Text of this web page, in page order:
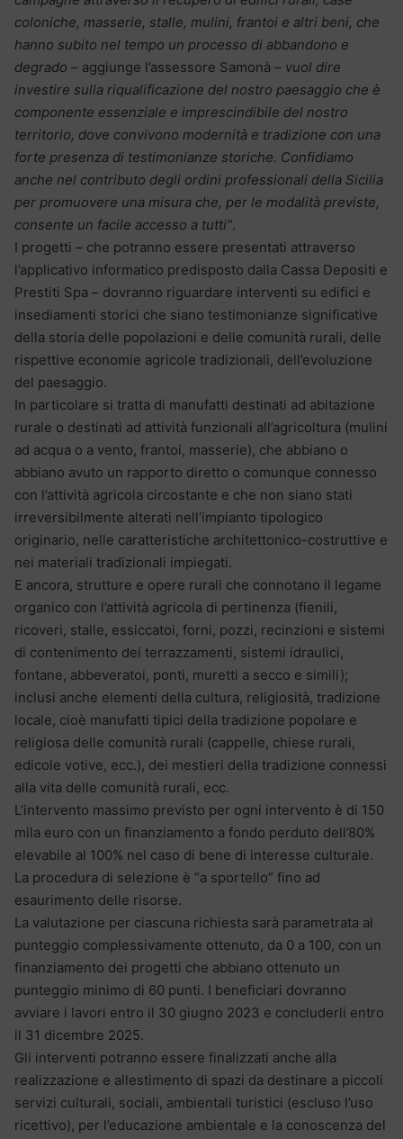
coloniche, masserie, stalle, mulini, frantoi e altri beni, che
hanno subito nel tempo un processo di abbandono e
degrado – aggiunge l’assessore Samonà – vuol dire
investire sulla riqualificazione del nostro paesaggio che è
componente essenziale e imprescindibile del nostro
territorio, dove convivono modernità e tradizione con una
forte presenza di testimonianze storiche. Confidiamo
anche nel contributo degli ordini professionali della Sicilia
per promuovere una misura che, per le modalità previste,
consente un facile accesso a tutti”.
I progetti – che potranno essere presentati attraverso
l’applicativo informatico predisposto dalla Cassa Depositi e
Prestiti Spa – dovranno riguardare interventi su edifici e
insediamenti storici che siano testimonianze significative
della storia delle popolazioni e delle comunità rurali, delle
rispettive economie agricole tradizionali, dell’evoluzione
del paesaggio.
In particolare si tratta di manufatti destinati ad abitazione
rurale o destinati ad attività funzionali all’agricoltura (mulini
ad acqua o a vento, frantoi, masserie), che abbiano o
abbiano avuto un rapporto diretto o comunque connesso
con l’attività agricola circostante e che non siano stati
irreversibilmente alterati nell’impianto tipologico
originario, nelle caratteristiche architettonico-costruttive e
nei materiali tradizionali impiegati.
E ancora, strutture e opere rurali che connotano il legame
organico con l’attività agricola di pertinenza (fienili,
ricoveri, stalle, essiccatoi, forni, pozzi, recinzioni e sistemi
di contenimento dei terrazzamenti, sistemi idraulici,
fontane, abbeveratoi, ponti, muretti a secco e simili);
inclusi anche elementi della cultura, religiosità, tradizione
locale, cioè manufatti tipici della tradizione popolare e
religiosa delle comunità rurali (cappelle, chiese rurali,
edicole votive, ecc.), dei mestieri della tradizione connessi
alla vita delle comunità rurali, ecc.
L’intervento massimo previsto per ogni intervento è di 150
mila euro con un finanziamento a fondo perduto dell’80%
elevabile al 100% nel caso di bene di interesse culturale.
La procedura di selezione è “a sportello” fino ad
esaurimento delle risorse.
La valutazione per ciascuna richiesta sarà parametrata al
punteggio complessivamente ottenuto, da 0 a 100, con un
finanziamento dei progetti che abbiano ottenuto un
punteggio minimo di 60 punti. I beneficiari dovranno
avviare i lavori entro il 30 giugno 2023 e concluderli entro
il 31 dicembre 2025.
Gli interventi potranno essere finalizzati anche alla
realizzazione e allestimento di spazi da destinare a piccoli
servizi culturali, sociali, ambientali turistici (escluso l’uso
ricettivo), per l’educazione ambientale e la conoscenza del